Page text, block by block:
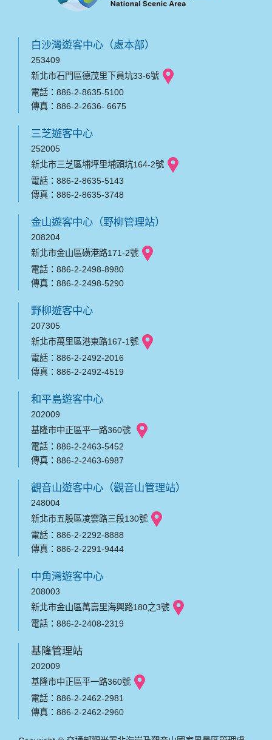
白沙灣遊客中心（處本部）
253409
新北市石門區德茂里下員坑33-6號
電話：886-2-8635-5100
傳真：886-2-2636- 6675
三芝遊客中心
252005
新北市三芝區埔坪里埔頭坑164-2號
電話：886-2-8635-5143
傳真：886-2-8635-3748
金山遊客中心（野柳管理站）
208204
新北市金山區磺港路171-2號
電話：886-2-2498-8980
傳真：886-2-2498-5290
野柳遊客中心
207305
新北市萬里區港東路167-1號
電話：886-2-2492-2016
傳真：886-2-2492-4519
和平島遊客中心
202009
基隆市中正區平一路360號
電話：886-2-2463-5452
傳真：886-2-2463-6987
觀音山遊客中心（觀音山管理站）
248004
新北市五股區凌雲路三段130號
電話：886-2-2292-8888
傳真：886-2-2291-9444
中角灣遊客中心
208003
新北市金山區萬壽里海興路180之3號
電話：886-2-2408-2319
基隆管理站
202009
基隆市中正區平一路360號
電話：886-2-2462-2981
傳真：886-2-2462-2960